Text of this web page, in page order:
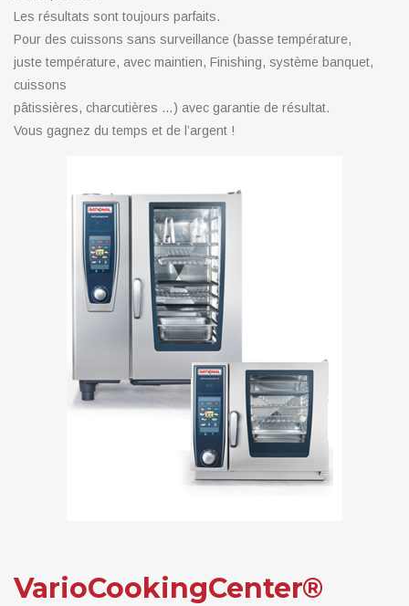
Les résultats sont toujours parfaits.
Pour des cuissons sans surveillance (basse température,
juste température, avec maintien, Finishing, système banquet,
cuissons
pâtissières, charcutières …) avec garantie de résultat.
Vous gagnez du temps et de l’argent !
VarioCookingCenter®